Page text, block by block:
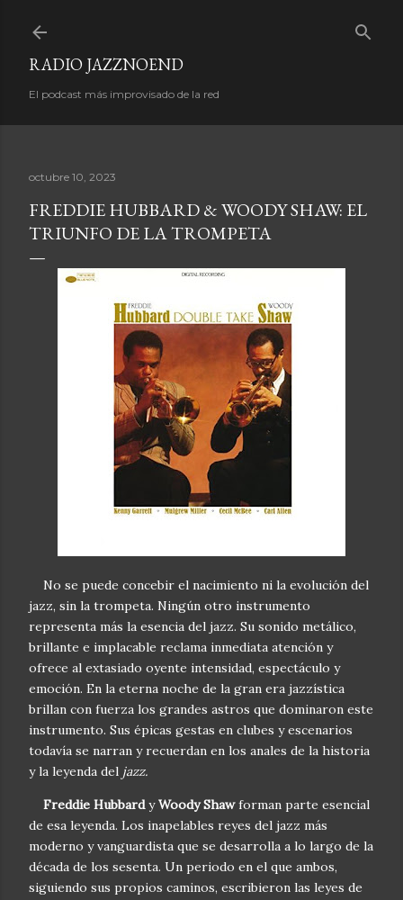
RADIO JAZZNOEND
El podcast más improvisado de la red
octubre 10, 2023
FREDDIE HUBBARD & WOODY SHAW: EL
TRIUNFO DE LA TROMPETA
No se puede concebir el nacimiento ni la evolución del
jazz, sin la trompeta. Ningún otro instrumento
representa más la esencia del jazz. Su sonido metálico,
brillante e implacable reclama inmediata atención y
ofrece al extasiado oyente intensidad, espectáculo y
emoción. En la eterna noche de la gran era jazzística
brillan con fuerza los grandes astros que dominaron este
instrumento. Sus épicas gestas en clubes y escenarios
todavía se narran y recuerdan en los anales de la historia
y la leyenda del jazz.
Freddie HubbardyWoody Shawforman parte esencial
de esa leyenda. Los inapelables reyes del jazz más
moderno y vanguardista que se desarrolla a lo largo de la
década de los sesenta. Un periodo en el que ambos,
siguiendo sus propios caminos, escribieron las leyes de